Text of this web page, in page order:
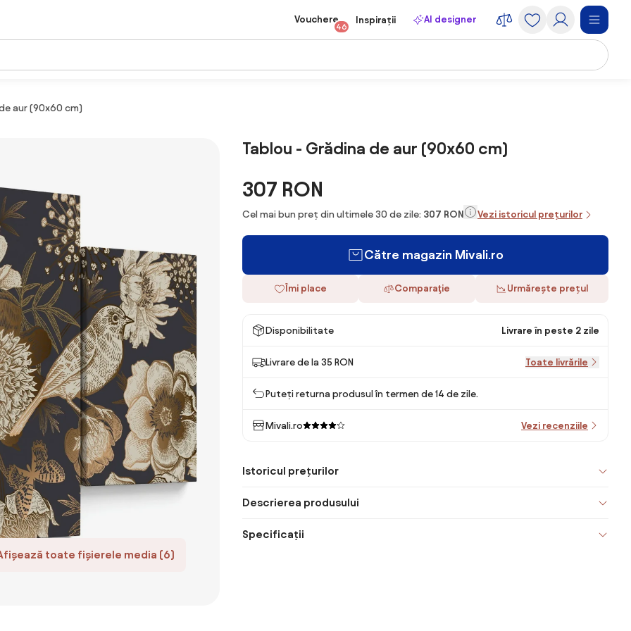
Vouchere
46
Inspirații AI designer
aur (90x60 cm)
toate fișierele media (6)
Tablou - Grădina de aur (90x60 cm)
307 RON
Cel mai bun preț din ultimele 30 de zile: 307 RON Vezi istoricul prețurilor
Către magazin Mivali.ro
Îmi place Comparaţie Urmărește prețul
Disponibilitate Livrare în peste 2 zile
Livrare de la 35 RON Toate livrările
Puteți returna produsul în termen de 14 de zile.
Mivali.ro Vezi recenziile
Istoricul prețurilor
Descrierea produsului
Specificații